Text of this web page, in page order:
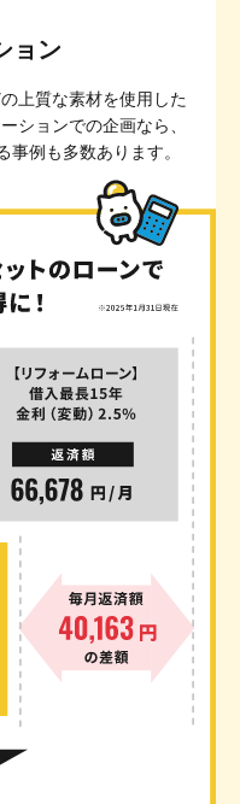
ョン
上質な素材を使用した
ションでの企画なら、
例も多数あります。